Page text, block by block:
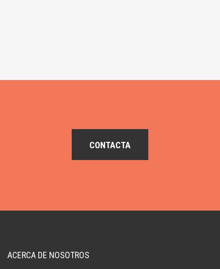
CONTACTA
ACERCA DE NOSOTROS